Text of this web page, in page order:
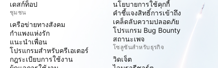
เดสก์ท็อป
ชุมชน
เครือข่ายทางสังคม
กำแพงแห่งรัก
แนะนำเพื่อน
โปรแกรมสำหรับครีเอเตอร์
กฎระเบียบการใช้งาน
นโยบายการใช้คุกกี้
คำชี้แจงสิทธิ์การเข้าถึง
เคล็ดลับความปลอดภัย
โปรแกรม Bug Bounty
สถานะเพจ
โซลูชันสำหรับธุรกิจ
วิดเจ็ต